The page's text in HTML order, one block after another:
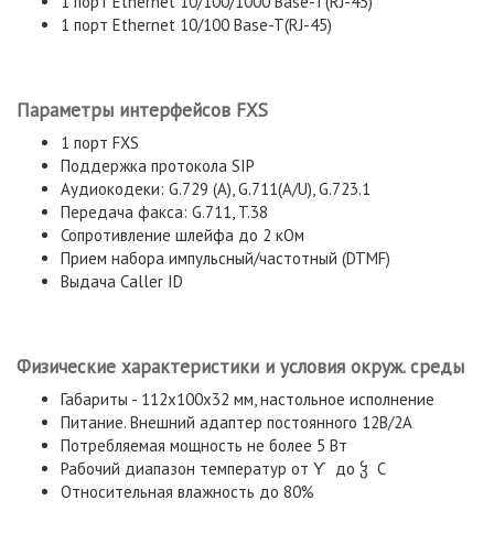
1 порт Ethernet 10/100 Base-T(RJ-45)
Параметры интерфейсов FXS
1 порт FXS
Поддержка протокола SIP
Аудиокодеки: G.729 (A), G.711(A/U), G.723.1
Передача факса: G.711, T.38
Сопротивление шлейфа до 2 кОм
Прием набора импульсный/частотный (DTMF)
Выдача Caller ID
Физические характеристики и условия окруж. среды
Габариты - 112x100x32 мм, настольное исполнение
Питание. Внешний адаптер постоянного 12В/2А
Потребляемая мощность не более 5 Вт
Рабочий диапазон температур от Ƴ до ჴ С
Относительная влажность до 80%